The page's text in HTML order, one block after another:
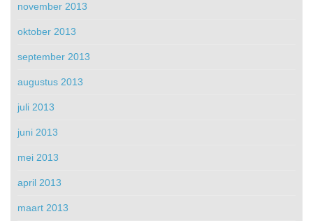
november 2013
oktober 2013
september 2013
augustus 2013
juli 2013
juni 2013
mei 2013
april 2013
maart 2013